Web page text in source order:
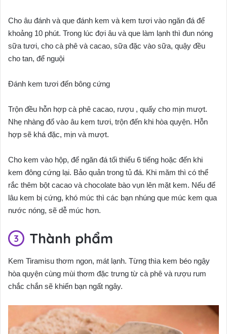
Cho âu đánh và que đánh kem và kem tươi vào ngăn đá để
khoảng 10 phút. Trong lúc đợi âu và que làm lạnh thì đun nóng
sữa tươi, cho cà phê và cacao, sữa đặc vào sữa, quậy đều
cho tan, để nguội
Đánh kem tươi đến bông cứng
Trộn đều hỗn hợp cà phê cacao, rượu , quấy cho mịn mượt.
Nhẹ nhàng đổ vào âu kem tươi, trộn đến khi hòa quyện. Hỗn
hợp sẽ khá đặc, mịn và mượt.
Cho kem vào hộp, để ngăn đá tối thiểu 6 tiếng hoặc đến khi
kem đông cứng lại. Bảo quản trong tủ đá. Khi măm thì có thể
rắc thêm bột cacao và chocolate bào vụn lên mặt kem. Nếu để
lâu kem bị cứng, khó múc thì các bạn nhúng que múc kem qua
nước nóng, sẽ dễ múc hơn.
Thành phẩm
Kem Tiramisu thơm ngon, mát lạnh. Từng thìa kem béo ngậy
hòa quyện cùng mùi thơm đặc trưng từ cà phê và rượu rum
chắc chắn sẽ khiến bạn ngất ngây.